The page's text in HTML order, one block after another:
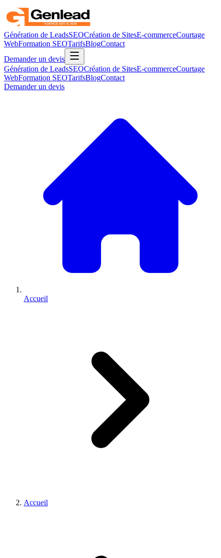
Génération de LeadsSEOCréation de SitesE-commerceCourtage
WebFormation SEOTarifsBlogContact
Demander un devis
Génération de LeadsSEOCréation de SitesE-commerceCourtage
WebFormation SEOTarifsBlogContact
Demander un devis
Accueil
Accueil